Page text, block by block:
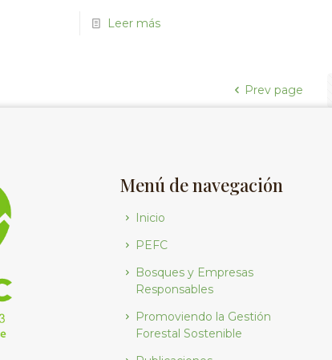
Leer más
Prev page
Menú de navegación
Inicio
PEFC
Bosques y Empresas
Responsables
Promoviendo la Gestión
Forestal Sostenible